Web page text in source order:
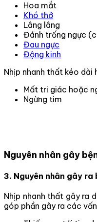
Hoa mắt
Khó thở
Lâng lâng
Đánh trống ngực
Đau ngực
Động kinh
Nhịp nhanh thất kéo
Mất tri giác hoặc
Ngừng tim
Nguyên nhân gây
3. Nguyên nhân gây ra
Nhịp nhanh thất gây ra
góp phần gây ra các